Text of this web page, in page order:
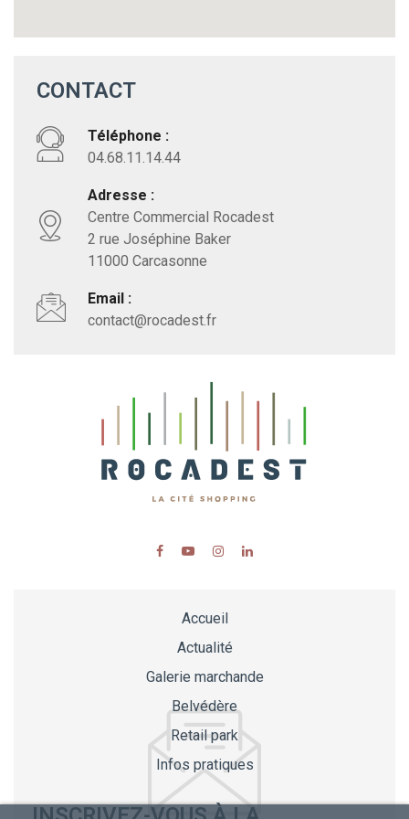
CONTACT
Téléphone :
04.68.11.14.44
Adresse :
Centre Commercial Rocadest
2 rue Joséphine Baker
11000 Carcasonne
Email :
contact@rocadest.fr
Accueil
Actualité
Galerie marchande
Belvédère
Retail park
Infos pratiques